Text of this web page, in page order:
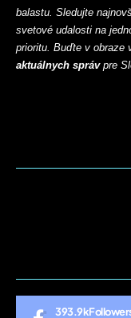
balastu. Sledujte
svetové udalosti na
prioritu. Buďte v obraze
aktuálnych správpre
393.9k